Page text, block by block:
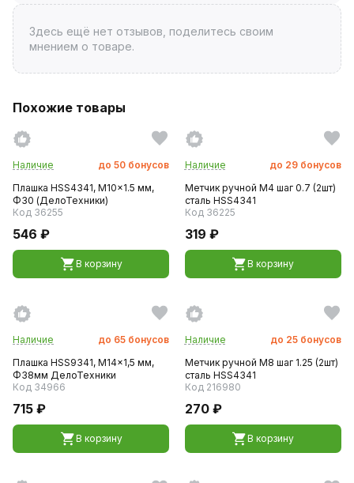
Здесь ещё нет отзывов, поделитесь своим
мнением о товаре.
Похожие товары
Наличие до 50 бонусов
Плашка HSS4341, M10x1.5 мм,
Ф30 (ДелоТехники)
Код 36255
546 ₽
В корзину
Наличие до 29 бонусов
Метчик ручной M4 шаг 0.7 (2шт)
сталь HSS4341
Код 36225
319 ₽
В корзину
Наличие до 65 бонусов
Плашка HSS9341, M14x1,5 мм,
Ф38мм ДелоТехники
Код 34966
715 ₽
В корзину
Наличие до 25 бонусов
Метчик ручной M8 шаг 1.25 (2шт)
сталь HSS4341
Код 216980
270 ₽
В корзину